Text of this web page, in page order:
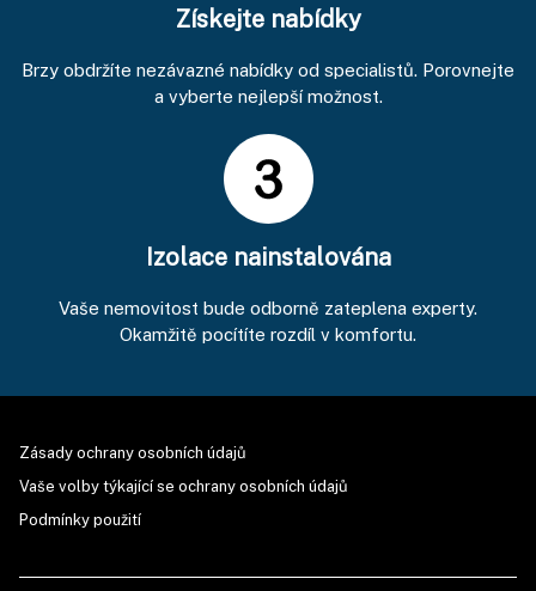
Získejte nabídky
Brzy obdržíte nezávazné nabídky od specialistů. Porovnejte
a vyberte nejlepší možnost.
Izolace nainstalována
Vaše nemovitost bude odborně zateplena experty.
Okamžitě pocítíte rozdíl v komfortu.
Zásady ochrany osobních údajů
Vaše volby týkající se ochrany osobních údajů
Podmínky použití